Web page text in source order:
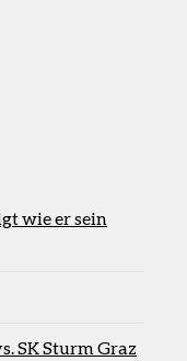
wie er sein
SK Sturm Graz